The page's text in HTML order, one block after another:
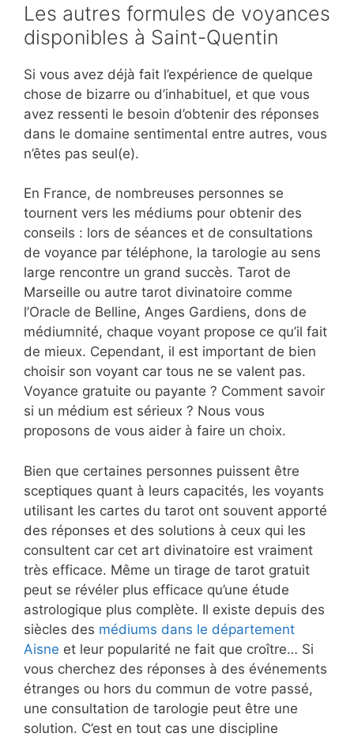
Les autres formules de voyances
disponibles à Saint-Quentin
Si vous avez déjà fait l’expérience de quelque
chose de bizarre ou d’inhabituel, et que vous
avez ressenti le besoin d’obtenir des réponses
dans le domaine sentimental entre autres, vous
n’êtes pas seul(e).
En France, de nombreuses personnes se
tournent vers les médiums pour obtenir des
conseils : lors de séances et de consultations
de voyance par téléphone, la tarologie au sens
large rencontre un grand succès. Tarot de
Marseille ou autre tarot divinatoire comme
l’Oracle de Belline, Anges Gardiens, dons de
médiumnité, chaque voyant propose ce qu’il fait
de mieux. Cependant, il est important de bien
choisir son voyant car tous ne se valent pas.
Voyance gratuite ou payante ? Comment savoir
si un médium est sérieux ? Nous vous
proposons de vous aider à faire un choix.
Bien que certaines personnes puissent être
sceptiques quant à leurs capacités, les voyants
utilisant les cartes du tarot ont souvent apporté
des réponses et des solutions à ceux qui les
consultent car cet art divinatoire est vraiment
très efficace. Même un tirage de tarot gratuit
peut se révéler plus efficace qu’une étude
astrologique plus complète. Il existe depuis des
siècles des médiums dans le département
Aisne et leur popularité ne fait que croître… Si
vous cherchez des réponses à des événements
étranges ou hors du commun de votre passé,
une consultation de tarologie peut être une
solution. C’est en tout cas une discipline